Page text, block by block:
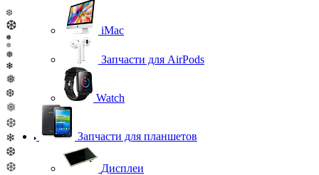
❆
❆
❅
❅
❅
❄
❅
❆
❅
❆
❄
❆
❆
iMac
Запчасти для AirPods
Watch
Запчасти для планшетов
Дисплеи